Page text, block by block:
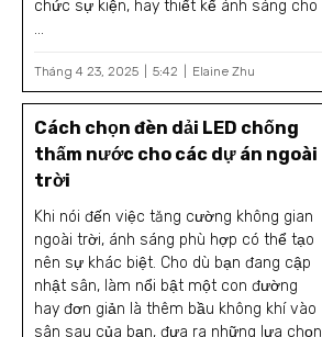
chức sự kiện, hay thiết kế ánh sáng cho
...
Tháng 4 23, 2025 5:42 Elaine Zhu
Cách chọn đèn dải LED chống
thấm nước cho các dự án ngoài
trời
Khi nói đến việc tăng cường không gian
ngoài trời, ánh sáng phù hợp có thể tạo
nên sự khác biệt. Cho dù bạn đang cập
nhật sân, làm nổi bật một con đường
hay đơn giản là thêm bầu không khí vào
sân sau của bạn, đưa ra những lựa chọn